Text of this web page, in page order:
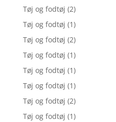
Tøj og fodtøj (2)
Tøj og fodtøj (1)
Tøj og fodtøj (2)
Tøj og fodtøj (1)
Tøj og fodtøj (1)
Tøj og fodtøj (1)
Tøj og fodtøj (2)
Tøj og fodtøj (1)